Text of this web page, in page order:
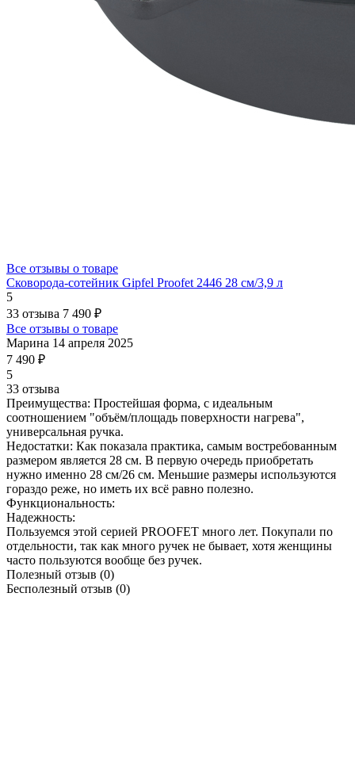
Все отзывы о товаре
Сковорода-сотейник Gipfel Proofet 2446 28 см/3,9 л
5
33 отзыва 7 490 ₽
Все отзывы о товаре
Марина 14 апреля 2025
7 490 ₽
5
33 отзыва
Преимущества: Простейшая форма, с идеальным
соотношением "объём/площадь поверхности нагрева",
универсальная ручка.
Недостатки: Как показала практика, самым востребованным
размером является 28 см. В первую очередь приобретать
нужно именно 28 см/26 см. Меньшие размеры используются
гораздо реже, но иметь их всё равно полезно.
Функциональность:
Надежность:
Пользуемся этой серией PROOFET много лет. Покупали по
отдельности, так как много ручек не бывает, хотя женщины
часто пользуются вообще без ручек.
Полезный отзыв (0)
Бесполезный отзыв (0)